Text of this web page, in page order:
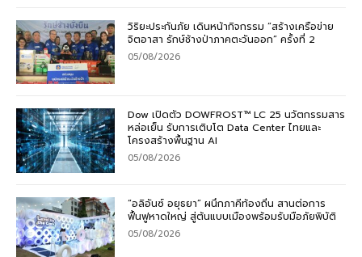
วิริยะประกันภัย เดินหน้ากิจกรรม “สร้างเครือข่าย
จิตอาสา รักษ์ช้างป่าภาคตะวันออก” ครั้งที่ 2
05/08/2026
Dow เปิดตัว DOWFROST™ LC 25 นวัตกรรมสาร
หล่อเย็น รับการเติบโต Data Center ไทยและ
โครงสร้างพื้นฐาน AI
05/08/2026
“อลิอันซ์ อยุธยา” ผนึกภาคีท้องถิ่น สานต่อการ
ฟื้นฟูหาดใหญ่ สู่ต้นแบบเมืองพร้อมรับมือภัยพิบัติ
05/08/2026